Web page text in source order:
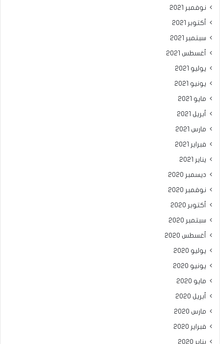
نوفمبر 2021
أكتوبر 2021
سبتمبر 2021
أغسطس 2021
يوليو 2021
يونيو 2021
مايو 2021
أبريل 2021
مارس 2021
فبراير 2021
يناير 2021
ديسمبر 2020
نوفمبر 2020
أكتوبر 2020
سبتمبر 2020
أغسطس 2020
يوليو 2020
يونيو 2020
مايو 2020
أبريل 2020
مارس 2020
فبراير 2020
يناير 2020